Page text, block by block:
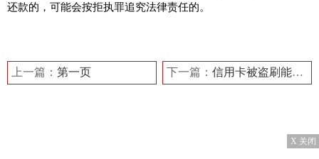
还款的，可能会按拒执罪追究法律责任的。
上一篇： 第一页 下一篇：信用卡被盗刷能追回吗 解决方法是什么？
X 关闭